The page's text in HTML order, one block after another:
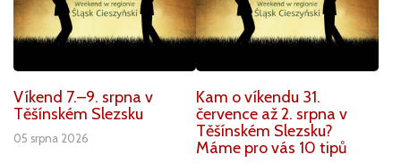
Víkend 7.–9. srpna v
Těšínském Slezsku
05 srpna 2026
Kam o víkendu 31.
července až 2. srpna v
Těšínském Slezsku?
Máme pro vás 10 tipů